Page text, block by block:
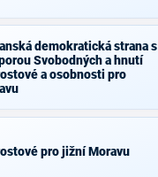
demokratická strana s
Svobodných a hnutí
a osobnosti pro
pro jižní Moravu